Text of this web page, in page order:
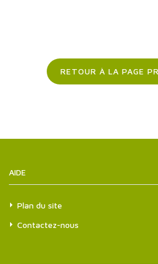
RETOUR À LA PAGE
AIDE
Plan du site
Contactez-nous